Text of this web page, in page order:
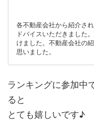
各不動産会社から紹介さ
ドバイスいただきました
けました。不動産会社の
思いました。
利用者
ランキングに参加中
ると
とても嬉しいです♪